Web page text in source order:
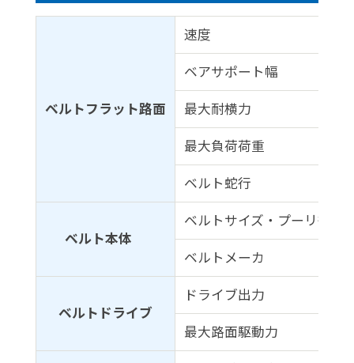
ベルトフラット路面
速度
ベアサポート幅
最大耐横力
最大負荷荷重
ベルト蛇行
ベルト本体
ベルトサイズ・プーリ径
ベルトメーカ
ベルトドライブ
ドライブ出力
最大路面駆動力